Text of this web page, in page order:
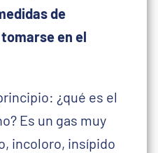
de
en el
¿qué es el
Es un gas muy
incoloro, insípido